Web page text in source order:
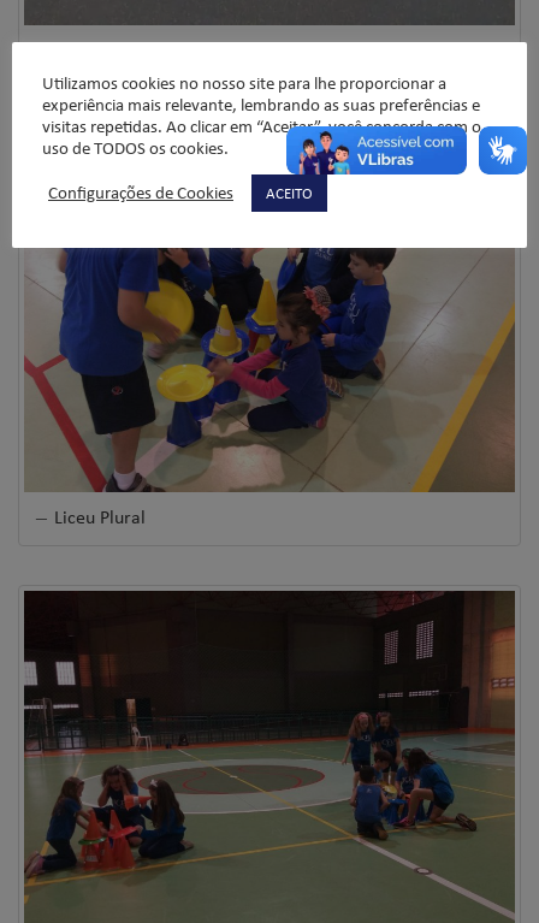
Liceu Plural
Liceu Plural
Utilizamos cookies no nosso site para lhe proporcionar a
experiência mais relevante, lembrando as suas preferências e
visitas repetidas. Ao clicar em “Aceitar”, você concorda com o
uso de TODOS os cookies.
Configurações de Cookies
ACEITO